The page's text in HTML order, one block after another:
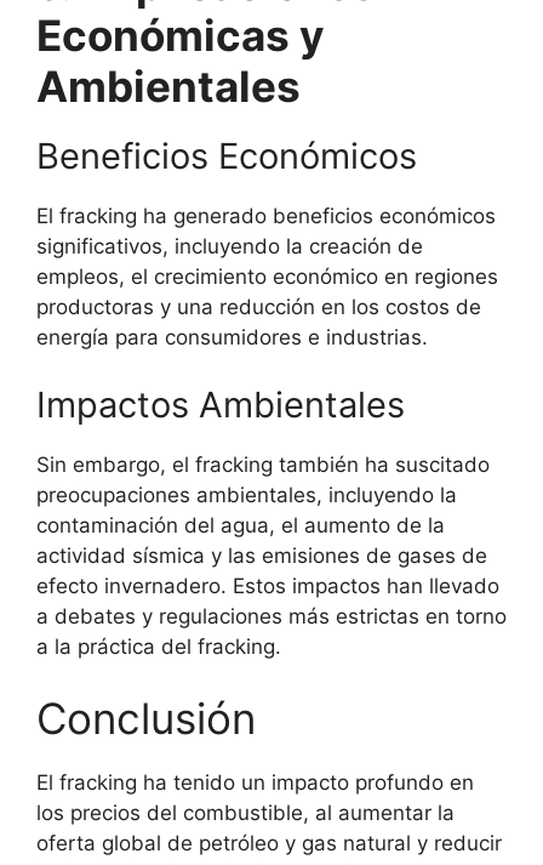
Económicas y
Ambientales
Beneficios Económicos
El fracking ha generado beneficios económicos
significativos, incluyendo la creación de
empleos, el crecimiento económico en regiones
productoras y una reducción en los costos de
energía para consumidores e industrias.
Impactos Ambientales
Sin embargo, el fracking también ha suscitado
preocupaciones ambientales, incluyendo la
contaminación del agua, el aumento de la
actividad sísmica y las emisiones de gases de
efecto invernadero. Estos impactos han llevado
a debates y regulaciones más estrictas en torno
a la práctica del fracking.
Conclusión
El fracking ha tenido un impacto profundo en
los precios del combustible, al aumentar la
oferta global de petróleo y gas natural y reducir